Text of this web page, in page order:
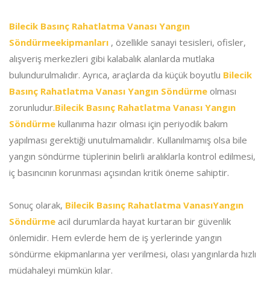
Bilecik Basınç Rahatlatma Vanası Yangın
Söndürmeekipmanları , özellikle sanayi tesisleri, ofisler,
alışveriş merkezleri gibi kalabalık alanlarda mutlaka
bulundurulmalıdır. Ayrıca, araçlarda da küçük boyutlu Bilecik
Basınç Rahatlatma Vanası Yangın Söndürme olması
zorunludur.Bilecik Basınç Rahatlatma Vanası Yangın
Söndürme kullanıma hazır olması için periyodik bakım
yapılması gerektiği unutulmamalıdır. Kullanılmamış olsa bile
yangın söndürme tüplerinin belirli aralıklarla kontrol edilmesi,
iç basıncının korunması açısından kritik öneme sahiptir.
Sonuç olarak, Bilecik Basınç Rahatlatma VanasıYangın
Söndürme acil durumlarda hayat kurtaran bir güvenlik
önlemidir. Hem evlerde hem de iş yerlerinde yangın
söndürme ekipmanlarına yer verilmesi, olası yangınlarda hızlı
müdahaleyi mümkün kılar.